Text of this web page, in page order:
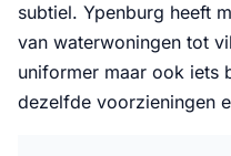
subtiel. Ypenburg heeft
van waterwoningen tot
uniformer maar ook iets
dezelfde voorzieningen